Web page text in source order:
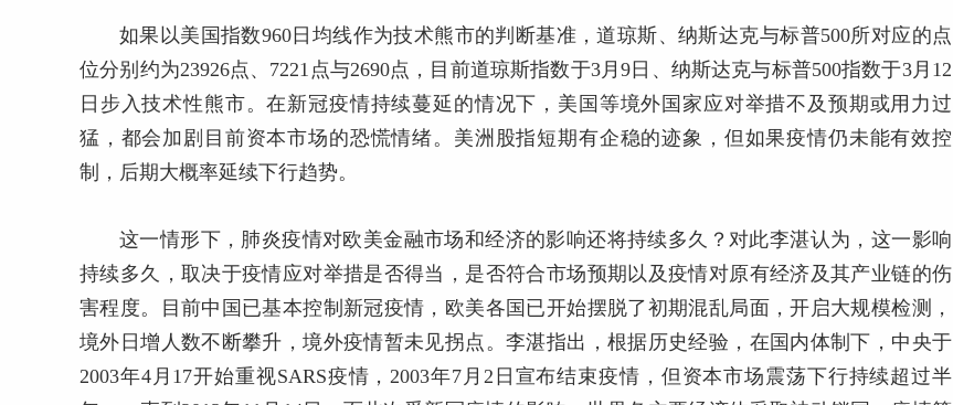
如果以美国指数960日均线作为技术熊市的判断基准，道琼斯、纳斯达克与标普500所对应的点
位分别约为23926点、7221点与2690点，目前道琼斯指数于3月9日、纳斯达克与标普500指数于3月12
日步入技术性熊市。在新冠疫情持续蔓延的情况下，美国等境外国家应对举措不及预期或用力过
猛，都会加剧目前资本市场的恐慌情绪。美洲股指短期有企稳的迹象，但如果疫情仍未能有效控
制，后期大概率延续下行趋势。
这一情形下，肺炎疫情对欧美金融市场和经济的影响还将持续多久？对此李湛认为，这一影响
持续多久，取决于疫情应对举措是否得当，是否符合市场预期以及疫情对原有经济及其产业链的伤
害程度。目前中国已基本控制新冠疫情，欧美各国已开始摆脱了初期混乱局面，开启大规模检测，
境外日增人数不断攀升，境外疫情暂未见拐点。李湛指出，根据历史经验，在国内体制下，中央于
2003年4月17开始重视SARS疫情，2003年7月2日宣布结束疫情，但资本市场震荡下行持续超过半